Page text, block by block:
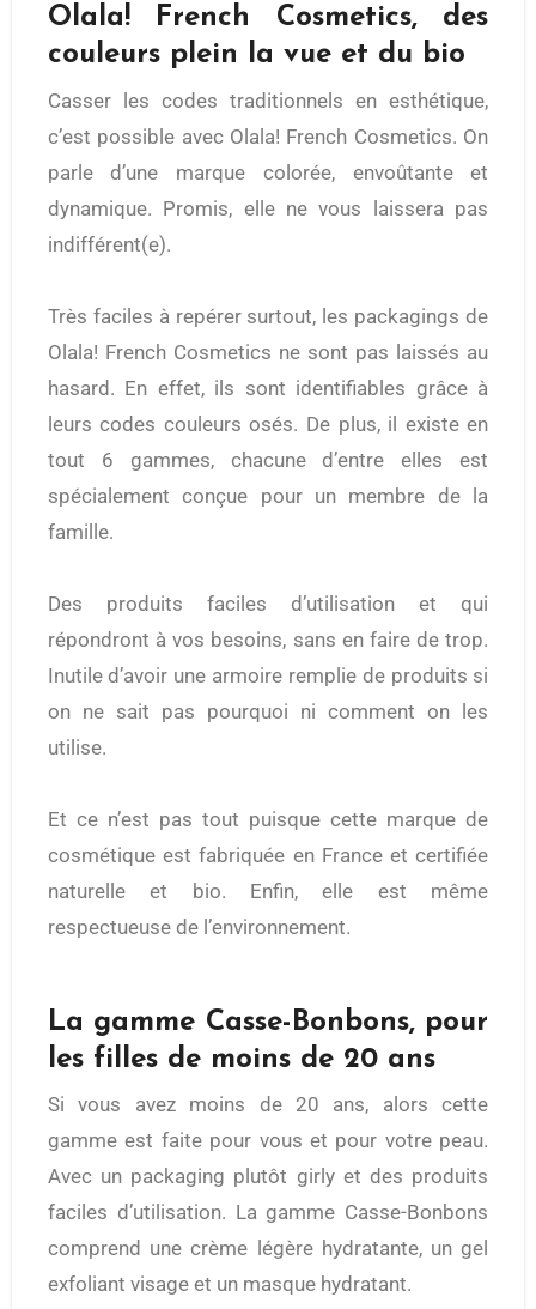
Olala! French Cosmetics, des
couleurs plein la vue et du bio
Casser les codes traditionnels en esthétique,
c’est possible avec Olala! French Cosmetics. On
parle d’une marque colorée, envoûtante et
dynamique. Promis, elle ne vous laissera pas
indifférent(e).
Très faciles à repérer surtout, les packagings de
Olala! French Cosmetics ne sont pas laissés au
hasard. En effet, ils sont identifiables grâce à
leurs codes couleurs osés. De plus, il existe en
tout 6 gammes, chacune d’entre elles est
spécialement conçue pour un membre de la
famille.
Des produits faciles d’utilisation et qui
répondront à vos besoins, sans en faire de trop.
Inutile d’avoir une armoire remplie de produits si
on ne sait pas pourquoi ni comment on les
utilise.
Et ce n’est pas tout puisque cette marque de
cosmétique est fabriquée en France et certifiée
naturelle et bio. Enfin, elle est même
respectueuse de l’environnement.
La gamme Casse-Bonbons, pour
les filles de moins de 20 ans
Si vous avez moins de 20 ans, alors cette
gamme est faite pour vous et pour votre peau.
Avec un packaging plutôt girly et des produits
faciles d’utilisation. La gamme Casse-Bonbons
comprend une crème légère hydratante, un gel
exfoliant visage et un masque hydratant.